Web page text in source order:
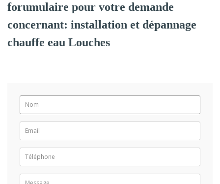
forumulaire pour votre demande
concernant: installation et dépannage
chauffe eau Louches